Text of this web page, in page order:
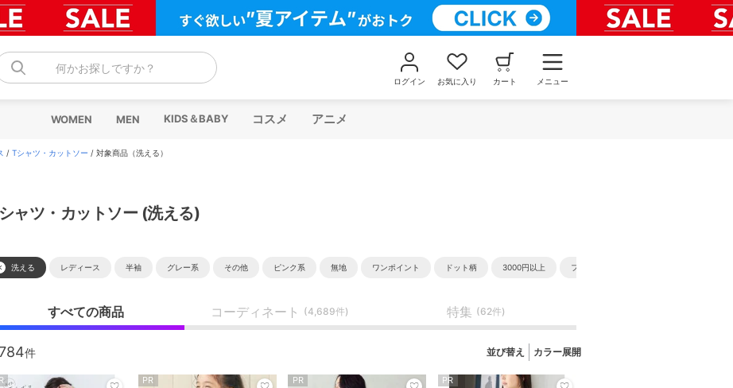
何かお探しですか？
ログイン お気に入り カート メニュー
WOMEN MEN KIDS＆BABY コスメ アニメ
/ Tシャツ・カットソー / 対象商品（洗える）
ャツ・カットソー (洗える)
洗える レディース 半袖 グレー系 その他 ピンク系 無地 ワンポイント ドット柄 3000円以上 フリー
すべての商品 コーディネート (4,689件) 特集 (62件)
並び替え カラー展開
PR PR PR